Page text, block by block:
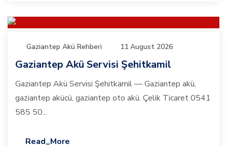
Gaziantep Akü Rehberi 11 August 2026
Gaziantep Akü Servisi Şehitkamil
Gaziantep Akü Servisi Şehitkamil — Gaziantep akü,
gaziantep akücü, gaziantep oto akü. Çelik Ticaret 0541
585 50...
Read_More